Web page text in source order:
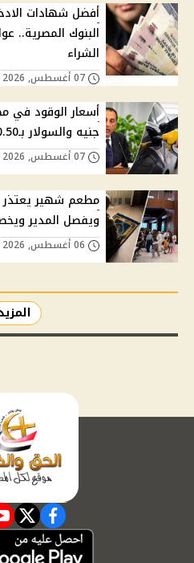
الشراء
جنيه والسولار بـ20.50 جنيه
مطعم شهير يعتذر
ويفصل المدير